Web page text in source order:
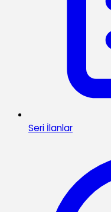
Seri İlanlar